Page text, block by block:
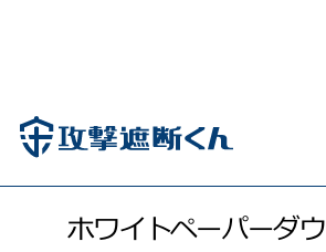
ホワイトペーパーダ